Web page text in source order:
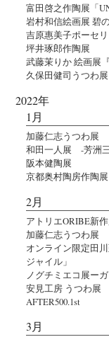
富田啓之作陶展「
岩村和信絵画展 碧
吉原惠美子ポーセ
坪井琢郎作陶展
武藤茉りか 絵画展
久保田健司うつわ展
2022年
1月
加藤仁志うつわ展
和田一人展 -芳洲
阪本健陶展
京都奥村陶房作陶展
2月
アトリエORIBE新
加藤仁志うつわ展
オンライン限定田
ジャイル」
ノグチミエコ展ー
安見工房 うつわ展
AFTER500.1st
3月